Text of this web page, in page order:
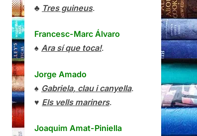
♣ Tres guineus.
Francesc-Marc Álvaro
♠ Ara sí que toca!.
Jorge Amado
♠ Gabriela, clau i canyella.
♥ Els vells mariners.
Joaquim Amat-Piniella